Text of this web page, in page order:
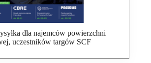
dla najemców powierzchni
uczestników targów SCF